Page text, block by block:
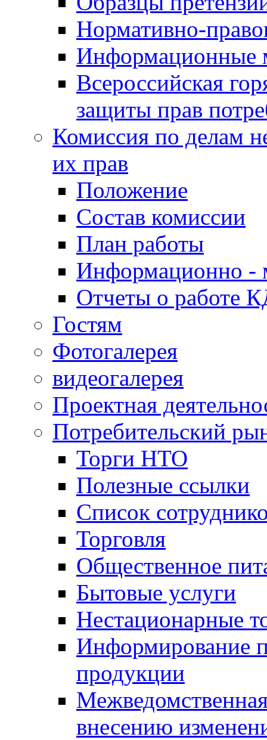
Нормативно-
Информационные
Всероссийская
защиты прав
Комиссия по делам
их прав
Положение
Состав комиссии
План работы
Информационно -
Отчеты о работе
Гостям
Фотогалерея
видеогалерея
Проектная
Потребительский
Торги НТО
Полезные ссылки
Список
Торговля
Общественное
Бытовые услуги
Нестационарные
Информирование
продукции
внесению